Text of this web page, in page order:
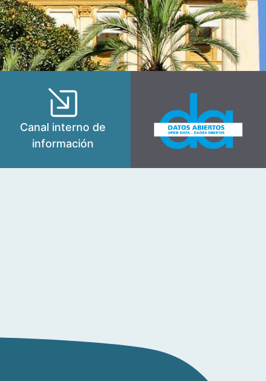
Canal interno de
información